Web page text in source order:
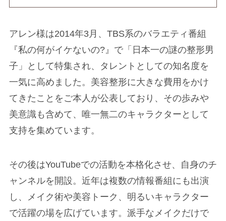
アレン様は2014年3月、TBS系のバラエティ番組
『私の何がイケないの?』で「日本一の謎の整形男
子」として特集され、タレントとしての知名度を
一気に高めました。美容整形に大きな費用をかけ
てきたことをご本人が公表しており、その歩みや
美意識も含めて、唯一無二のキャラクターとして
支持を集めています。
その後はYouTubeでの活動を本格化させ、自身のチ
ャンネルを開設。近年は複数の情報番組にも出演
し、メイク術や美容トーク、明るいキャラクター
で活躍の場を広げています。派手なメイクだけで